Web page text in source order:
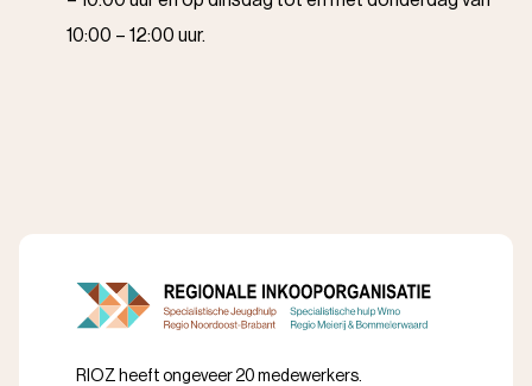
10:00 – 12:00 uur.
RIOZ heeft ongeveer 20 medewerkers.